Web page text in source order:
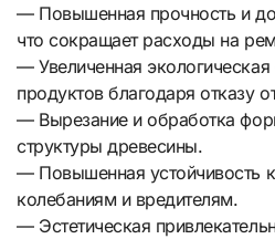
— Повышенная прочность и
что сокращает расходы на
— Увеличенная экологическая
продуктов благодаря отказу
— Вырезание и обработка
структуры древесины.
— Повышенная устойчивость
колебаниям и вредителям.
— Эстетическая